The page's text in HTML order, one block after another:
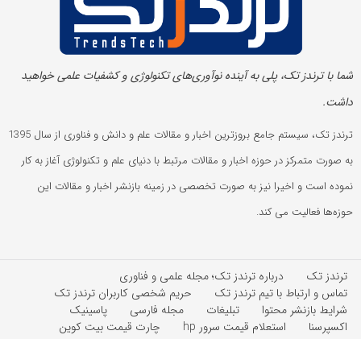
شما با ترندز تک، پلی به آینده‌ نوآوری‌های تکنولوژی و کشفیات علمی خواهید
داشت.
ترندز تک، سیستم جامع بروزترین اخبار و مقالات علم و دانش و فناوری از سال 1395
به صورت متمرکز در حوزه اخبار و مقالات مرتبط با دنیای علم و تکنولوژی آغاز به کار
نموده است و اخیرا نیز به صورت تخصصی در زمینه بازنشر اخبار و مقالات این
حوزه‌ها فعالیت می کند.
ترندز تک
درباره ترندز تک؛ مجله علمی و فناوری
تماس و ارتباط با تیم ترندز تک
حریم شخصی کاربران ترندز تک
شرایط بازنشر محتوا
تبلیغات مجله فارسی
پاسینیک
اکسپرسنا
استعلام قیمت سرور hp
چارت قیمت بیت کوین